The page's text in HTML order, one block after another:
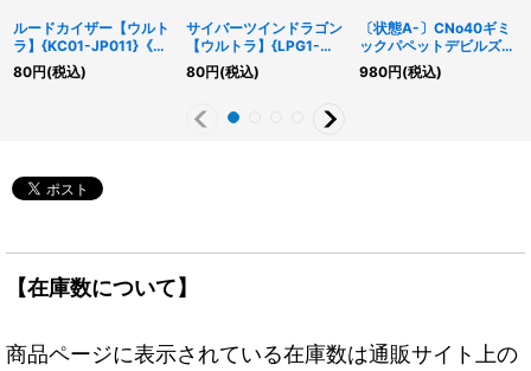
ルードカイザー【ウルト
ラ】{KC01-JP011}《モ
ンスター》
80円(税込)
サイバーツインドラゴン
【ウルトラ】{LPG1-
JP047}《融合》
80円(税込)
〔状態A-〕CNo40ギミ
ックパペットデビルズス
トリングス【シークレッ
ト】{PP16-JP011}《エ
980円(税込)
【在庫数について】
商品ページに表示されている在庫数は通販サイト上の